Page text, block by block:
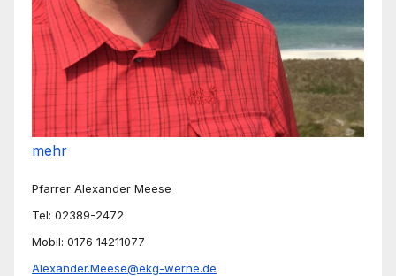
mehr
Pfarrer Alexander Meese
Tel: 02389-2472
Mobil: 0176 14211077
Alexander.Meese@ekg-werne.de